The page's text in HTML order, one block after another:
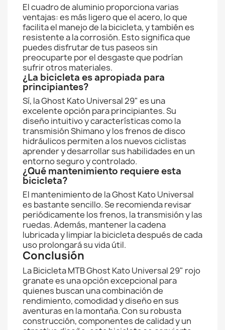
El cuadro de aluminio proporciona varias
ventajas: es más ligero que el acero, lo que
facilita el manejo de la bicicleta, y también es
resistente a la corrosión. Esto significa que
puedes disfrutar de tus paseos sin
preocuparte por el desgaste que podrían
sufrir otros materiales.
¿La bicicleta es apropiada para
principiantes?
Sí, la Ghost Kato Universal 29" es una
excelente opción para principiantes. Su
diseño intuitivo y características como la
transmisión Shimano y los frenos de disco
hidráulicos permiten a los nuevos ciclistas
aprender y desarrollar sus habilidades en un
entorno seguro y controlado.
¿Qué mantenimiento requiere esta
bicicleta?
El mantenimiento de la Ghost Kato Universal
es bastante sencillo. Se recomienda revisar
periódicamente los frenos, la transmisión y las
ruedas. Además, mantener la cadena
lubricada y limpiar la bicicleta después de cada
uso prolongará su vida útil.
Conclusión
La Bicicleta MTB Ghost Kato Universal 29" rojo
granate es una opción excepcional para
quienes buscan una combinación de
rendimiento, comodidad y diseño en sus
aventuras en la montaña. Con su robusta
construcción, componentes de calidad y un